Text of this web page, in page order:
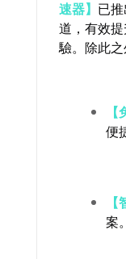
速器】 已
道，有效
驗。除此之
便
案。